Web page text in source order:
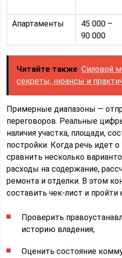
Апартаменты
45 000 –
90 000
Читайте также Силовой
секреты, нюансы и
Примерные диапазоны —
переговоров. Реальные
наличия участка, площади,
постройки. Когда речь идет о
сравнить несколько
расходы на содержание,
ремонта и отделки. В этом
составить чек-лист и
Проверить
историю владения;
Оценить состояние